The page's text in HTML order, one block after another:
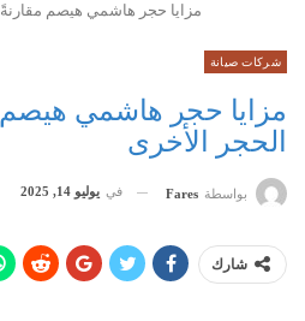
مزايا حجر هاشمي هيصم مقارنةً
شركات صيانة
مزايا حجر هاشمي هيصم
الحجر الأخرى
بواسطة Fares في يوليو 14, 2025
شارك